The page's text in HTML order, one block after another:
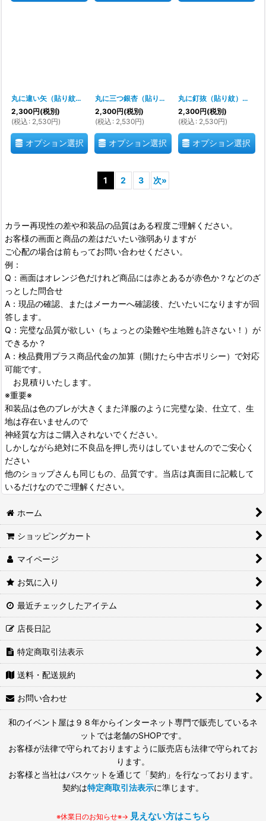
丸に違い矢（貼り紋）紋のシール [700049]
2,300円(税別)
(税込 : 2,530円)
オプション選択
丸に三つ銀杏（貼り紋）紋のシール [700048 ]
2,300円(税別)
(税込 : 2,530円)
オプション選択
丸に釘抜（貼り紋）紋のシール
2,300円(税別)
(税込 : 2,530円)
オプション選択
1 2 3 次»
カラー再現性の差や和装品の品質はある程度ご理解ください。
お客様の画面と商品の差はだいたい強弱ありますが
ご心配の場合は前もってお問い合わせください。
例：
Q：画面はオレンジ色だけれど商品には赤とあるが赤色か？などのざ
っとした問合せ
A：現品の確認、またはメーカーへ確認後、だいたいになりますが回
答します。
Q：完璧な品質が欲しい（ちょっとの染難や生地難も許さない！）が
できるか？
A：検品費用プラス商品代金の加算（開けたら中古ポリシー）で対応
可能です。
お見積りいたします。
※重要※
和装品は色のブレが大きくまた洋服のように完璧な染、仕立て、生
地は存在いませんので
神経質な方はご購入されないでください。
しかしながら絶対に不良品を押し売りはしていませんのでご安心く
ださい
他のショップさんも同じもの、品質です。当店は真面目に記載して
いるだけなのでご理解ください。
ホーム
ショッピングカート
マイページ
お気に入り
最近チェックしたアイテム
店長日記
特定商取引法表示
送料・配送規約
お問い合わせ
和のイベント屋は９８年からインターネット専門で販売しているネ
ットでは老舗のSHOPです。
お客様が法律で守られておりますように販売店も法律で守られてお
ります。
お客様と当社はバスケットを通じて「契約」を行なっております。
契約は特定商取引法表示に準じます。
※休業日のお知らせ※→ 見えない方はこちら